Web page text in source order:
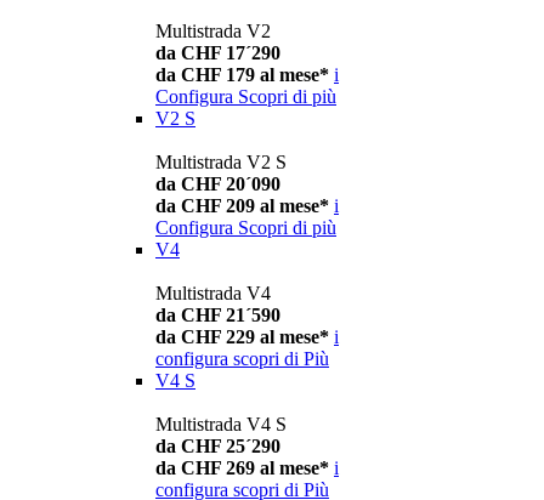
Multistrada V2
da CHF 17´290
da CHF 179 al mese* i
Configura Scopri di più
V2 S
Multistrada V2 S
da CHF 20´090
da CHF 209 al mese* i
Configura Scopri di più
V4
Multistrada V4
da CHF 21´590
da CHF 229 al mese* i
configura scopri di Più
V4 S
Multistrada V4 S
da CHF 25´290
da CHF 269 al mese* i
configura scopri di Più